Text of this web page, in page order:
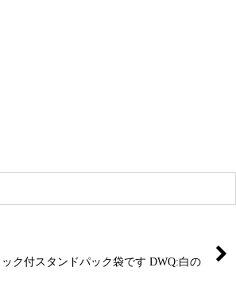
ク付スタンドパック袋です DWQ:白の